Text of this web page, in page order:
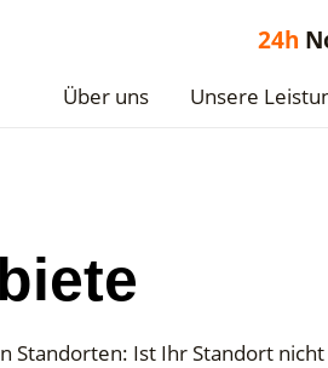
24h
Über uns Unsere
Standorten: Ist Ihr Standort nicht